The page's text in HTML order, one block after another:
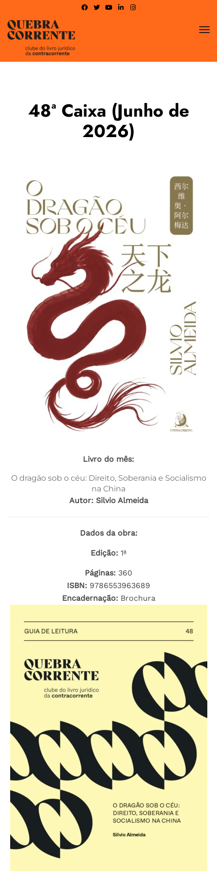
48ª Caixa (Junho de
2026)
Livro do mês:
O dragão sob o céu: Direito, Soberania e Socialismo
na China
Autor: Silvio Almeida
Dados da obra:
Edição: 1ª
Páginas: 360
ISBN: 9786553963689
Encadernação: Brochura